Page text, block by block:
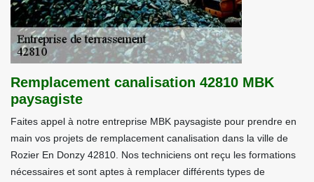
Remplacement canalisation 42810 MBK
paysagiste
Faites appel à notre entreprise MBK paysagiste pour prendre en
main vos projets de remplacement canalisation dans la ville de
Rozier En Donzy 42810. Nos techniciens ont reçu les formations
nécessaires et sont aptes à remplacer différents types de